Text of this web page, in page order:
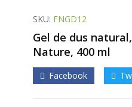
SKU: FNGD12
Gel de dus
Nature, 400 ml
Facebook